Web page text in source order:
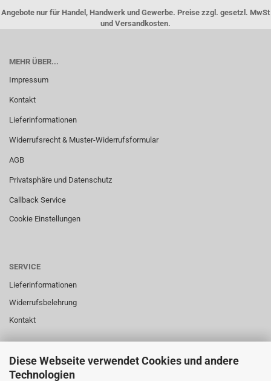
Diese Webseite verwendet Cookies und andere
Technologien
Angebote nur für Handel, Handwerk und Gewerbe. Preise zzgl. gesetzl. MwSt
und Versandkosten.
MEHR ÜBER...
Impressum
Kontakt
Lieferinformationen
Widerrufsrecht & Muster-Widerrufsformular
AGB
Privatsphäre und Datenschutz
Callback Service
Cookie Einstellungen
SERVICE
Lieferinformationen
Widerrufsbelehrung
Kontakt
SERVICE